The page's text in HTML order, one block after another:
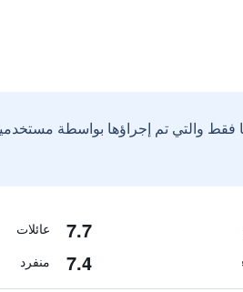
فقط والتي تم إجراؤها بواسطة
7.7 عائلات
7.4 منفرد